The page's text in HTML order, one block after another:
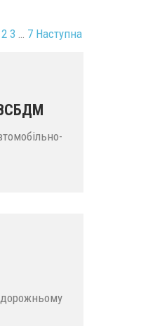
2 3 … 7 Наступна